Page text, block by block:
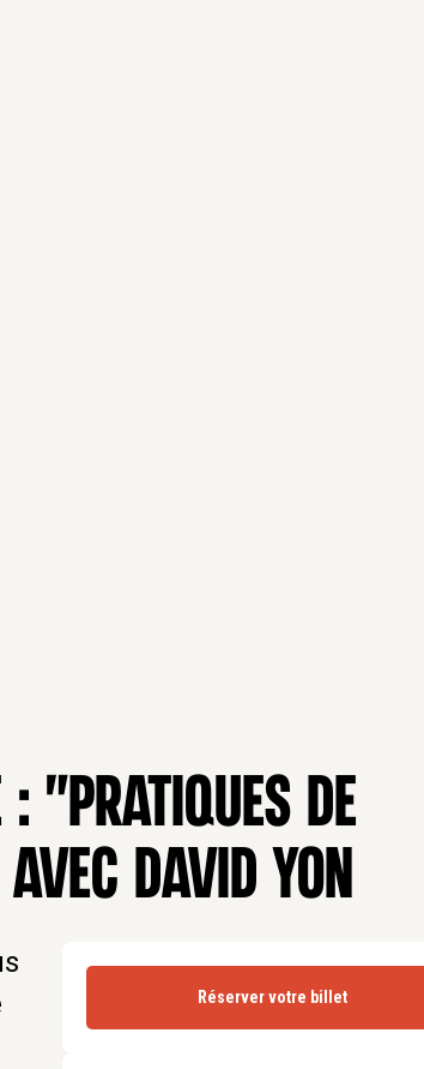
: "PRATIQUES DE
DAVID YON
Réserver votre billet